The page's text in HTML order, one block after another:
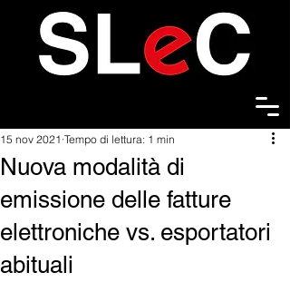
Nuova modalità di
emissione delle fatture
elettroniche vs. esportatori
abituali
15 nov 2021 Tempo di lettura: 1 min